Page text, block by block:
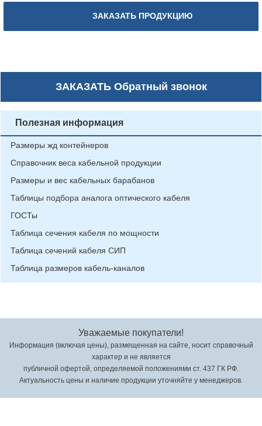
ЗАКАЗАТЬ ПРОДУКЦИЮ
ЗАКАЗАТЬОбратный звонок
Полезная информация
Размеры жд контейнеров
Справочник веса кабельной продукции
Размеры и вес кабельных барабанов
Таблицы подбора аналога оптического кабеля
ГОСТы
Таблица сечения кабеля по мощности
Таблица сечений кабеля СИП
Таблица размеров кабель-каналов
Уважаемые покупатели!
Информация (включая цены), размещенная на сайте, носит справочный
характер и не является
публичной офертой, определяемой положениями ст. 437 ГК РФ.
Актуальность цены и наличие продукции уточняйте у менеджеров.